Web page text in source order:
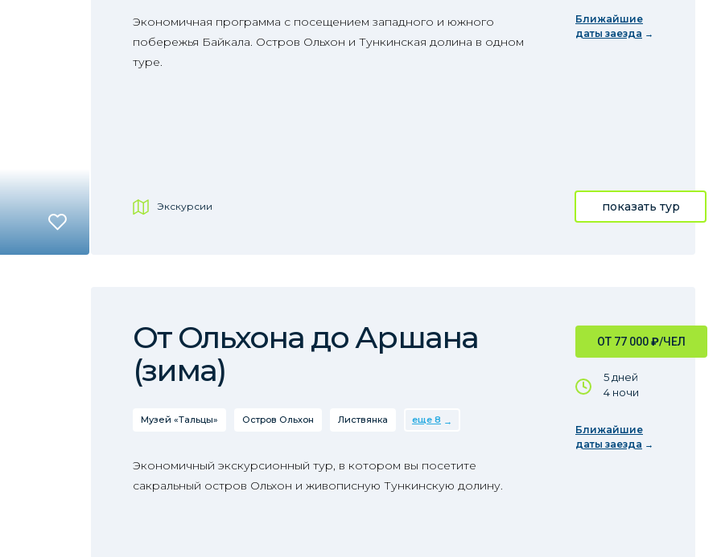
Ближайшие
даты заезда
Экономичная программа с посещением западного и южного
побережья Байкала. Остров Ольхон и Тункинская долина в одном
туре.
Экскурсии показать тур
ОТ 77 000₽/ЧЕЛ
5 дней
4 ночи
Ближайшие
даты заезда
От Ольхона до Аршана
(зима)
Музей «Тальцы» Остров Ольхон Листвянка еще 8
Экономичный экскурсионный тур, в котором вы посетите
сакральный остров Ольхон и живописную Тункинскую долину.